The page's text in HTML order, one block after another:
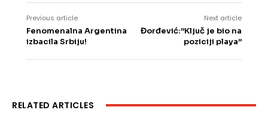
Previous article
Fenomenalna Argentina
izbacila Srbiju!
Next article
Đorđević:”Ključ je bio na
poziciji playa”
RELATED ARTICLES